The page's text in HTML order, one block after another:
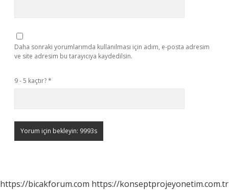
Daha sonraki yorumlarımda kullanılması için adım, e-posta adresim
ve site adresim bu tarayıcıya kaydedilsin.
9 - 5 kaçtır?*
https://bicakforum.com https://konseptprojeyonetim.com.tr